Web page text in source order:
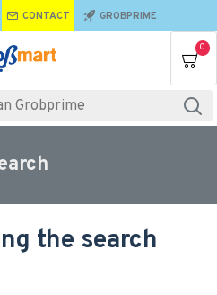
CONTACT GROBPRIME
0
the search